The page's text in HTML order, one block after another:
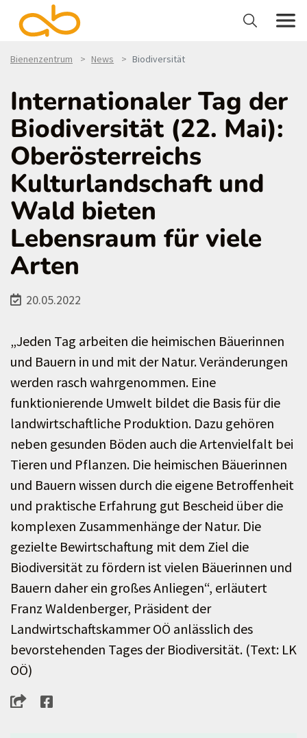
Bienenzentrum News Biodiversität
Internationaler Tag der
Biodiversität (22. Mai):
Oberösterreichs
Kulturlandschaft und
Wald bieten
Lebensraum für viele
Arten
20.05.2022
„Jeden Tag arbeiten die heimischen Bäuerinnen
und Bauern in und mit der Natur. Veränderungen
werden rasch wahrgenommen. Eine
funktionierende Umwelt bildet die Basis für die
landwirtschaftliche Produktion. Dazu gehören
neben gesunden Böden auch die Artenvielfalt bei
Tieren und Pflanzen. Die heimischen Bäuerinnen
und Bauern wissen durch die eigene Betroffenheit
und praktische Erfahrung gut Bescheid über die
komplexen Zusammenhänge der Natur. Die
gezielte Bewirtschaftung mit dem Ziel die
Biodiversität zu fördern ist vielen Bäuerinnen und
Bauern daher ein großes Anliegen“, erläutert
Franz Waldenberger, Präsident der
Landwirtschaftskammer OÖ anlässlich des
bevorstehenden Tages der Biodiversität. (Text: LK
OÖ)